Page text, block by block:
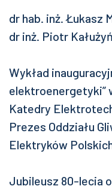
dr hab. inż. Łukasz
dr inż. Piotr
Wykład
elektroenergetyki”
Katedry
Prezes Oddziału
Elektryków
Jubileusz 80-lecia